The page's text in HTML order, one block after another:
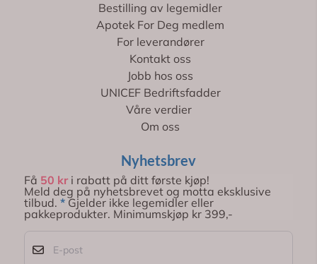
Bestilling av legemidler
Apotek For Deg medlem
For leverandører
Kontakt oss
Jobb hos oss
UNICEF Bedriftsfadder
Våre verdier
Om oss
Nyhetsbrev
Få 50 kri rabatt på ditt første kjøp!
Meld deg på nyhetsbrevet og motta eksklusive
tilbud. * Gjelder ikke legemidler eller
pakkeprodukter. Minimumskjøp kr 399,-